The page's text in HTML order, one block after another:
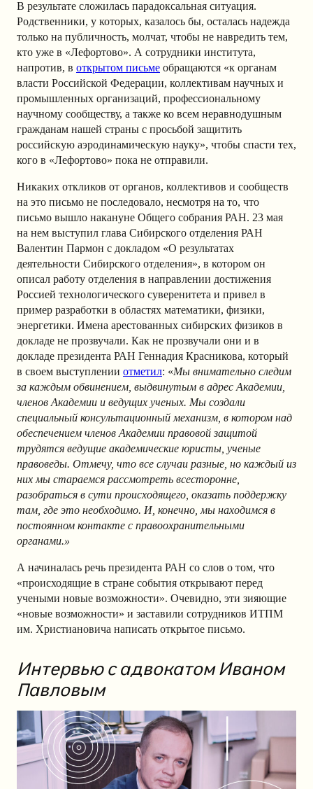
В результате сложилась парадоксальная ситуация.
Родственники, у которых, казалось бы, осталась надежда
только на публичность, молчат, чтобы не навредить тем,
кто уже в «Лефортово». А сотрудники института,
напротив, в открытом письме обращаются «к органам
власти Российской Федерации, коллективам научных и
промышленных организаций, профессиональному
научному сообществу, а также ко всем неравнодушным
гражданам нашей страны с просьбой защитить
российскую аэродинамическую науку», чтобы спасти тех,
кого в «Лефортово» пока не отправили.
Никаких откликов от органов, коллективов и сообществ
на это письмо не последовало, несмотря на то, что
письмо вышло накануне Общего собрания РАН. 23 мая
на нем выступил глава Сибирского отделения РАН
Валентин Пармон с докладом «О результатах
деятельности Сибирского отделения», в котором он
описал работу отделения в направлении достижения
Россией технологического суверенитета и привел в
пример разработки в областях математики, физики,
энергетики. Имена арестованных сибирских физиков в
докладе не прозвучали. Как не прозвучали они и в
докладе президента РАН Геннадия Красникова, который
в своем выступлении отметил: «Мы внимательно следим
за каждым обвинением, выдвинутым в адрес Академии,
членов Академии и ведущих ученых. Мы создали
специальный консультационный механизм, в котором над
обеспечением членов Академии правовой защитой
трудятся ведущие академические юристы, ученые
правоведы. Отмечу, что все случаи разные, но каждый из
них мы стараемся рассмотреть всесторонне,
разобраться в сути происходящего, оказать поддержку
там, где это необходимо. И, конечно, мы находимся в
постоянном контакте с правоохранительными
органами.»
А начиналась речь президента РАН со слов о том, что
«происходящие в стране события открывают перед
учеными новые возможности». Очевидно, эти зияющие
«новые возможности» и заставили сотрудников ИТПМ
им. Христиановича написать открытое письмо.
Интервью с адвокатом Иваном
Павловым